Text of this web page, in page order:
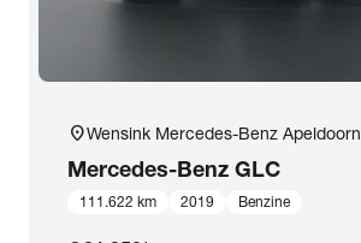
location_onWensink Mercedes-Benz Apeldoorn
Mercedes-Benz GLC
111.622 km 2019 Benzine